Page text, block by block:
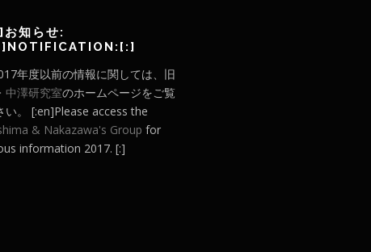
知らせ:
年度以前の情報に関しては、旧
中澤研究室のホームページをご覧
い。 [:en]Please access the
& Nakazawa's Group for
information 2017. [:]